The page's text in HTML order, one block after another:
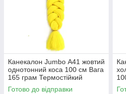
Канекалон Jumbo А41 жовтий
однотонний коса 100 см Вага
165 грам Термостійкий
Готово до відправки